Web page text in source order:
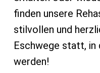
finden unsere
stilvollen und
Eschwege statt, in
werden!